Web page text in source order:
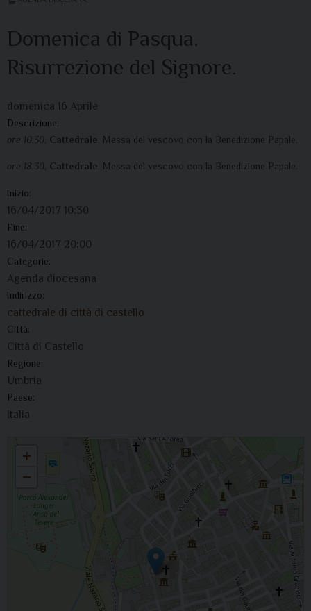
Domenica di Pasqua.
Risurrezione del Signore.
domenica 16 Aprile
Descrizione:
ore 10.30 Cattedrale . Messa del vescovo con la Benedizione Papale.
ore 18.30 Cattedrale . Messa del vescovo con la Benedizione Papale.
Inizio:
16/04/2017 10:30
Fine:
16/04/2017 20:00
Categorie:
Agenda diocesana
Indirizzo:
cattedrale di città di castello
Città:
Città di Castello
Regione:
Umbria
Paese:
Italia
Domenica di Pasqua. Risurrezione del Signore.
+
−